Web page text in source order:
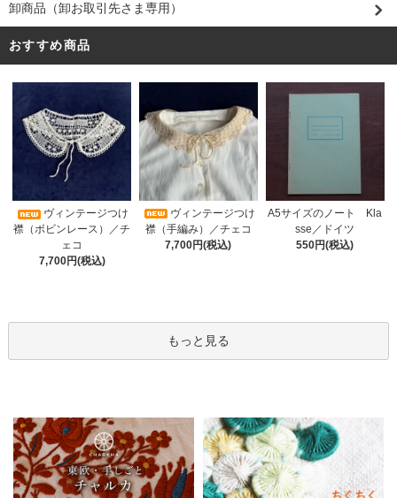
卸商品（卸お取引先さま専用）
おすすめ商品
ヴィンテージつけ
襟（ボビンレース）／チ
ェコ
7,700円(税込)
ヴィンテージつけ
襟（手編み）／チェコ
7,700円(税込)
A5サイズのノート Kla
sse／ドイツ
550円(税込)
もっと見る